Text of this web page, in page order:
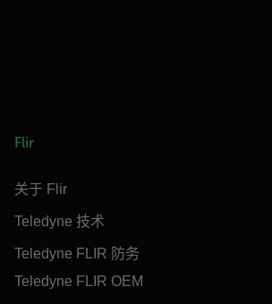
Flir
关于 Flir
Teledyne 技术
Teledyne FLIR 防务
Teledyne FLIR OEM